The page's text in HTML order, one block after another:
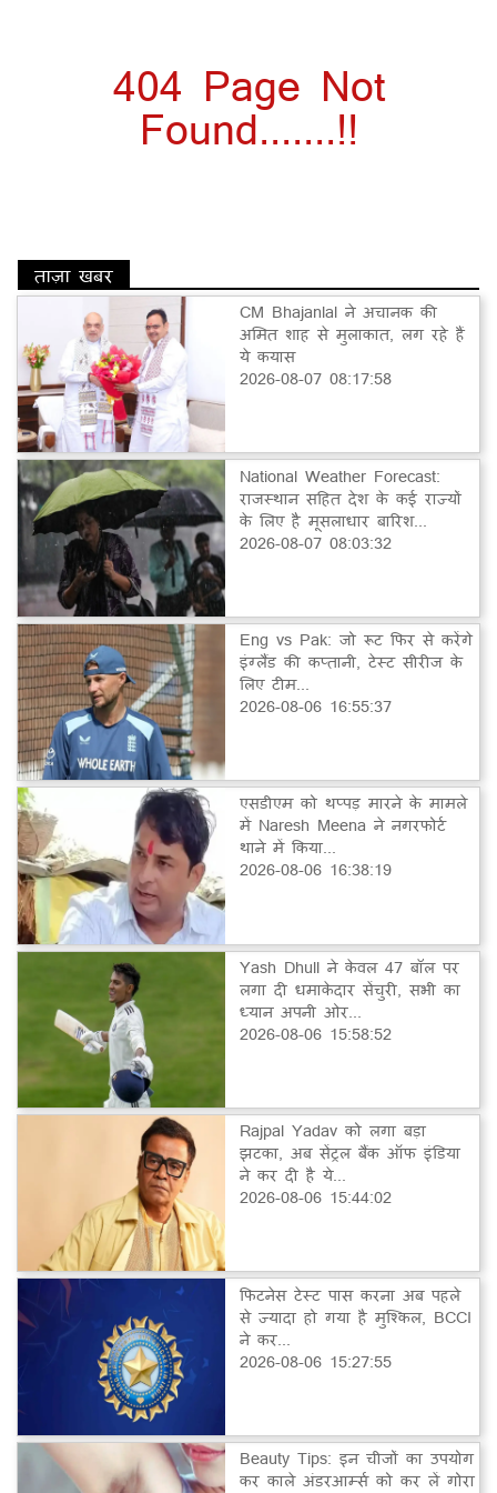
404 Page Not
Found.......!!
ताज़ा खबर
CM Bhajanlal ने अचानक की
अमित शाह से मुलाकात, लग रहे हैं
ये कयास
2026-08-07 08:17:58
National Weather Forecast:
राजस्थान सहित देश के कई राज्यों
के लिए है मूसलाधार बारिश...
2026-08-07 08:03:32
Eng vs Pak: जो रूट फिर से करेंगे
इंग्लैंड की कप्तानी, टेस्ट सीरीज के
लिए टीम...
2026-08-06 16:55:37
एसडीएम को थप्पड़ मारने के मामले
में Naresh Meena ने नगरफोर्ट
थाने में किया...
2026-08-06 16:38:19
Yash Dhull ने केवल 47 बॉल पर
लगा दी धमाकेदार सेंचुरी, सभी का
ध्यान अपनी ओर...
2026-08-06 15:58:52
Rajpal Yadav को लगा बड़ा
झटका, अब सेंट्रल बैंक ऑफ इंडिया
ने कर दी है ये...
2026-08-06 15:44:02
फिटनेस टेस्ट पास करना अब पहले
से ज्यादा हो गया है मुश्किल, BCCI
ने कर...
2026-08-06 15:27:55
Beauty Tips: इन चीजों का उपयोग
कर काले अंडरआर्म्स को कर लें गोरा